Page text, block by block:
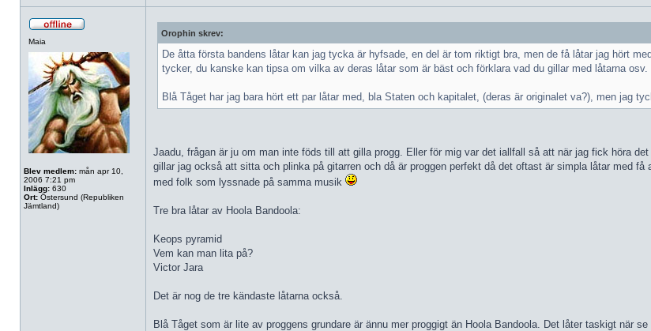
Maia
Blev medlem: mån apr 10,
2006 7:21 pm
Inlägg: 630
Ort: Östersund (Republiken
Jämtland)
Orophin skrev:
De åtta första bandens låtar kan jag tycka är hyfsade, en del är tom riktigt bra, men de få låtar jag hört
tycker, du kanske kan tipsa om vilka av deras låtar som är bäst och förklara vad du gillar med låtarna osv.
Blå Tåget har jag bara hört ett par låtar med, bla Staten och kapitalet, (deras är originalet va?), men jag
Jaadu, frågan är ju om man inte föds till att gilla progg. Eller för mig var det iallfall så att när jag fick höra
gillar jag också att sitta och plinka på gitarren och då är proggen perfekt då det oftast är simpla låtar med
med folk som lyssnade på samma musik
Tre bra låtar av Hoola Bandoola:
Keops pyramid
Vem kan man lita på?
Victor Jara
Det är nog de tre kändaste låtarna också.
Blå Tåget som är lite av proggens grundare är ännu mer proggigt än Hoola Bandoola. Det låter taskigt när